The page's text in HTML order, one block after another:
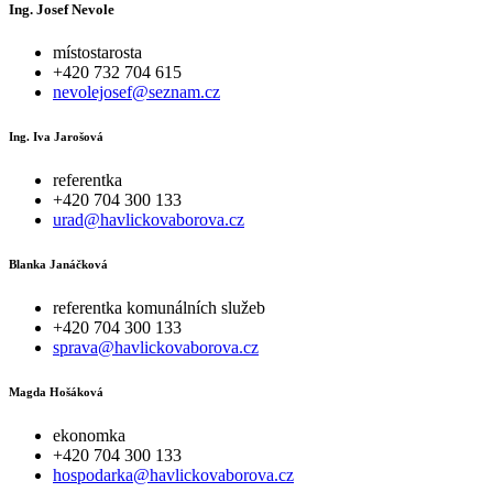
Ing. Josef Nevole
místostarosta
+420 732 704 615
nevolejosef@seznam.cz
Ing. Iva Jarošová
referentka
+420 704 300 133
urad@havlickovaborova.cz
Blanka Janáčková
referentka komunálních služeb
+420 704 300 133
sprava@havlickovaborova.cz
Magda Hošáková
ekonomka
+420 704 300 133
hospodarka@havlickovaborova.cz